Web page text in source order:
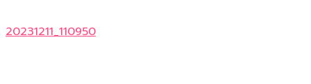
20231211_110950